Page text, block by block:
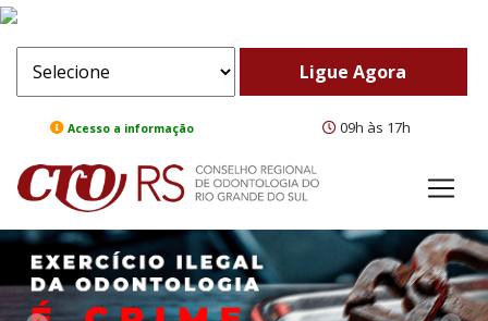
Acesso a informação 09h às 17h